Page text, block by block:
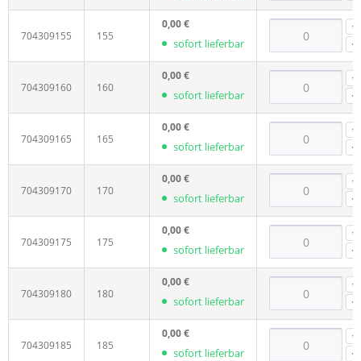
704309155 155
0,00 €
sofort lieferbar
704309160 160
0,00 €
sofort lieferbar
704309165 165
0,00 €
sofort lieferbar
704309170 170
0,00 €
sofort lieferbar
704309175 175
0,00 €
sofort lieferbar
704309180 180
0,00 €
sofort lieferbar
704309185 185
0,00 €
sofort lieferbar